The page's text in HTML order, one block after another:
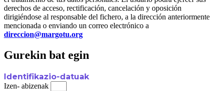
derechos de acceso, rectificación, cancelación y oposición
dirigiéndose al responsable del fichero, a la dirección anteriormente
mencionada o enviando un correo electrónico a
direccion@margotu.org
Gurekin bat egin
Identifikazio-datuak
Izen- abizenak